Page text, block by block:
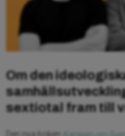
Om den
sextiotal fram till
Den nya boken Kampen om